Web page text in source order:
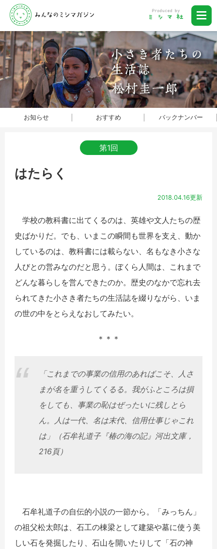
お知らせ おすすめ バックナンバー
第1回
はたらく
2018.04.16更新
学校の教科書に出てくるのは、英雄や文人たちの歴
史ばかりだ。でも、いまこの瞬間も世界を支え、動か
しているのは、教科書には載らない、名もなき小さな
人びとの営みなのだと思う。ぼくら人間は、これまで
どんな暮らしを営んできたのか。歴史のなかで忘れ去
られてきた小さき者たちの生活誌を綴りながら、いま
の世の中をとらえなおしてみたい。
＊＊＊
「これまでの事業の信用のあればこそ、人さ
まが名を重うしてくるる。我がふところは損
をしても、事業の恥はぜったいに残しとら
ん。人は一代、名は末代、信用仕事じゃこれ
は」（石牟礼道子『椿の海の記』河出文庫，
216頁）
石牟礼道子の自伝的小説の一節から。「みっちん」
の祖父松太郎は、石工の棟梁として建築や墓に使う美
しい石を発掘したり、石山を開いたりして「石の神